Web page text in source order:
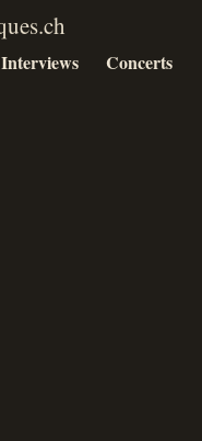
Interviews Concerts